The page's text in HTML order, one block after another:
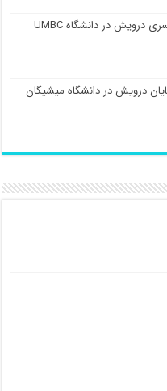
مراسم جشن دکترای کسری درویش در دانشگاه UMBC
درویش در دانشگاه میشیگان